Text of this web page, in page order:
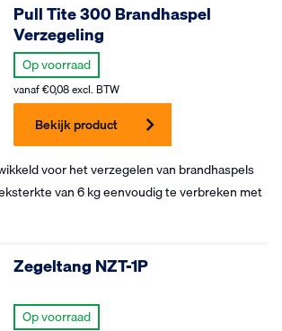
voor het verzegelen van brandhaspels
van 6 kg eenvoudig te verbreken met
Pull Tite 300 Brandhaspel
Verzegeling
Op voorraad
vanaf€0,08excl. BTW
Bekijk product
Zegeltang NZT-1P
Op voorraad